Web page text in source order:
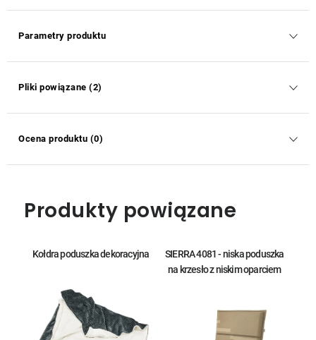
Parametry produktu
Pliki powiązane (2)
Ocena produktu (0)
Produkty powiązane
Kołdra poduszka dekoracyjna
SIERRA 4081 - niska poduszka
na krzesło z niskim oparciem